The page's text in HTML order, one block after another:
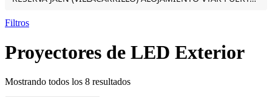
Filtros
Proyectores de LED Exterior
Mostrando todos los 8 resultados